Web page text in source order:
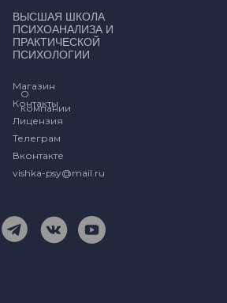
Контакты
Лицензия
Телеграм
Вконтакте
vishka-psy@mail.ru
Магазин
О
компании
ВЫСШАЯ ШКОЛА
ПСИХОАНАЛИЗА И
ПРАКТИЧЕСКОЙ
ПСИХОЛОГИИ